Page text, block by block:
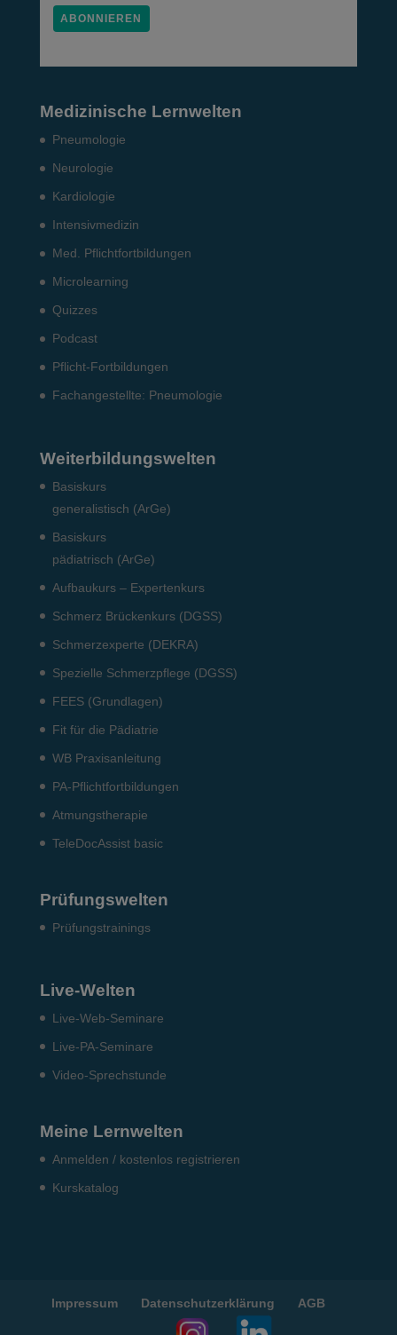
Medizinische Lernwelten
Pneumo­logie
Neurologie
Kardiologie
Intensiv­medizin
Med. Pflichtfort­bildun­gen
Microlearning
Quizzes
Podcast
Pflicht-Fort­bildun­gen
Fach­angestellte: Pneumo­logie
Weiterbildungswelten
Basiskurs
generalistisch (ArGe)
Basiskurs
pädiatrisch (ArGe)
Aufbaukurs – Expertenkurs
Schmerz Brückenkurs (DGSS)
Schmerzexperte (DEKRA)
Spezielle Schmerzpflege (DGSS)
FEES (Grundlagen)
Fit für die Pädiatrie
WB Praxisanleitung
PA-Pflichtfortbildungen
Atmungstherapie
TeleDocAssist basic
Prüfungswelten
Prü­fungs­trai­nings
Live-Welten
Live-Web-Seminare
Live-PA-Seminare
Video-Sprechstunde
Meine Lernwelten
Anmelden / kostenlos registrieren
Kurskatalog
Impressum Datenschutzerklärung AGB